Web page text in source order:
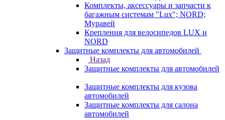
Комплекты, аксессуары и запчасти к
багажным системам "Lux"; NORD;
Муравей
Крепления для велосипедов LUX и
NORD
Защитные комплекты для автомобилей
Назад
Защитные комплекты для автомобилей
Защитные комплекты для кузова
автомобилей
Защитные комплекты для салона
автомобилей